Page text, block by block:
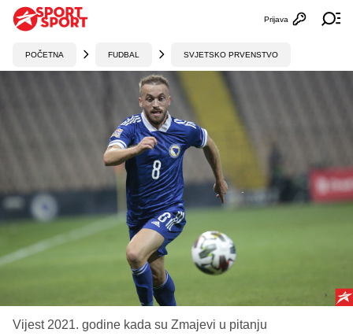
Otvori
Prijava
POČETNA FUDBAL SVJETSKO PRVENSTVO
Vijest 2021. godine kada su Zmajevi u pitanju